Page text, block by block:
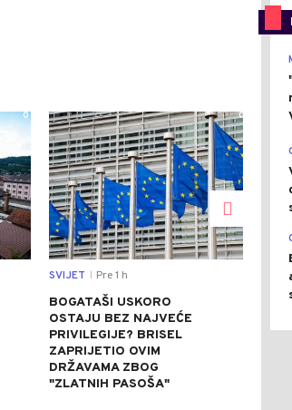
0 0
SVIJET Pre 1 h
BOGATAŠI USKORO
OSTAJU BEZ NAJVEĆE
PRIVILEGIJE? BRISEL
ZAPRIJETIO OVIM
DRŽAVAMA ZBOG
"ZLATNIH PASOŠA"